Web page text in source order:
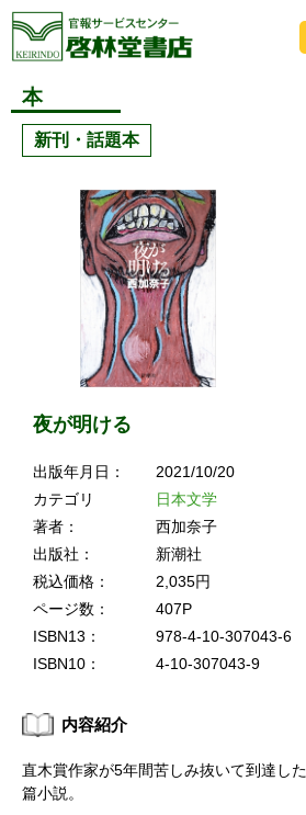
本
新刊・話題本
夜が明ける
出版年月日：
2021/10/20
カテゴリ
日本文学
著者：
西加奈子
出版社：
新潮社
税込価格：
2,035円
ページ数：
407P
ISBN13：
978-4-10-307043-6
ISBN10：
4-10-307043-9
内容紹介
直木賞作家が5年間苦しみ抜いて到達し
篇小説。